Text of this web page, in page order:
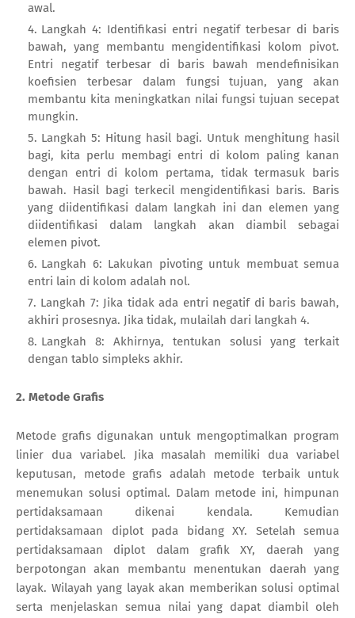
awal.
Langkah 4: Identifikasi entri negatif terbesar di baris
bawah, yang membantu mengidentifikasi kolom pivot.
Entri negatif terbesar di baris bawah mendefinisikan
koefisien terbesar dalam fungsi tujuan, yang akan
membantu kita meningkatkan nilai fungsi tujuan secepat
mungkin.
Langkah 5: Hitung hasil bagi. Untuk menghitung hasil
bagi, kita perlu membagi entri di kolom paling kanan
dengan entri di kolom pertama, tidak termasuk baris
bawah. Hasil bagi terkecil mengidentifikasi baris. Baris
yang diidentifikasi dalam langkah ini dan elemen yang
diidentifikasi dalam langkah akan diambil sebagai
elemen pivot.
Langkah 6: Lakukan pivoting untuk membuat semua
entri lain di kolom adalah nol.
Langkah 7: Jika tidak ada entri negatif di baris bawah,
akhiri prosesnya. Jika tidak, mulailah dari langkah 4.
Langkah 8: Akhirnya, tentukan solusi yang terkait
dengan tablo simpleks akhir.
2. Metode Grafis
Metode grafis digunakan untuk mengoptimalkan program
linier dua variabel. Jika masalah memiliki dua variabel
keputusan, metode grafis adalah metode terbaik untuk
menemukan solusi optimal. Dalam metode ini, himpunan
pertidaksamaan dikenai kendala. Kemudian
pertidaksamaan diplot pada bidang XY. Setelah semua
pertidaksamaan diplot dalam grafik XY, ​​daerah yang
berpotongan akan membantu menentukan daerah yang
layak. Wilayah yang layak akan memberikan solusi optimal
serta menjelaskan semua nilai yang dapat diambil oleh